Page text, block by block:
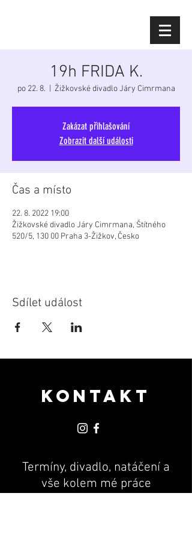
19h FRIDA K.
po 22. 8. Žižkovské divadlo Járy Cimrmana
Zakázat přihlašování
Zobrazit další události
Čas a místo
22. 8. 2022 19:00
Žižkovské divadlo Járy Cimrmana, Štítného
520/5, 130 00 Praha 3-Žižkov, Česko
Sdílet událost
KONTAKT
Termíny, divadlo, natáčení a
vše kolem mé práce